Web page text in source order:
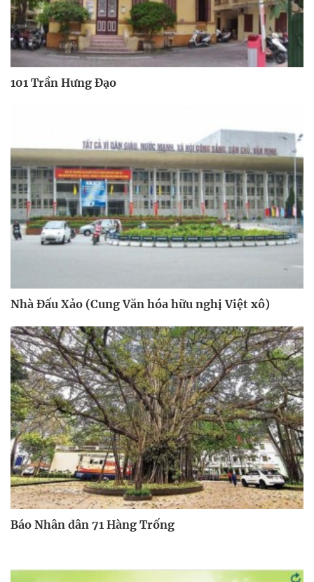
101 Trần Hưng Đạo
Nhà Đấu Xảo (Cung Văn hóa hữu nghị Việt xô)
Báo Nhân dân 71 Hàng Trống